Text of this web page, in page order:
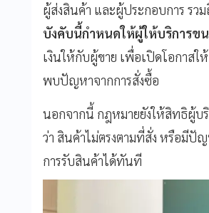
ผู้ส่งสินค้า และผู้ประกอบการ ร
บังคับนี้กำหนดให้ผู้ให้บริการขน
เงินให้กับผู้ขาย เพื่อเปิดโอกาส
พบปัญหาจากการสั่งซื้อ
นอกจากนี้ กฎหมายยังให้สิทธิผู้บ
ว่า สินค้าไม่ตรงตามที่สั่ง หรือมีปั
การรับสินค้าได้ทันที